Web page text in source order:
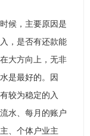
候，主要原因是
，是否有还款能
大方向上，无非
是最好的。因
较为稳定的入
水、每月的账户
、个体户业主